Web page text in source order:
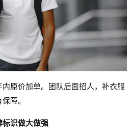
原价加单。团队后面招人，补衣服
障。
识做大做强